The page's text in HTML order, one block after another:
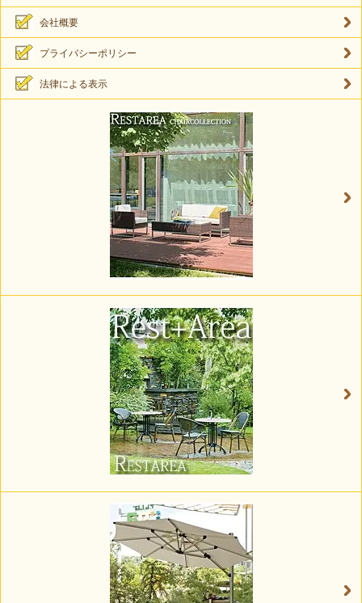
会社概要
プライバシーポリシー
法律による表示